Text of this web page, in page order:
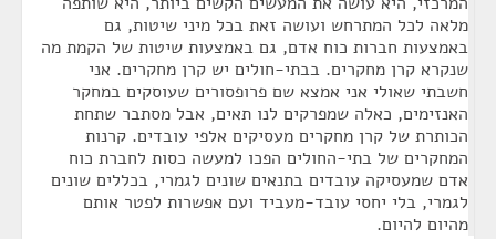
מלאה לכל המתרחש ועושה זאת בכל מיני שיטות, גם
באמצעות חברות כוח אדם, גם באמצעות שיטות של הקמת מה
שנקרא קרן מחקרים. בבתי-חולים יש קרן מחקרים. אני
חשבתי שאולי אני אמצא שם פרופסורים שעוסקים במחקר
האנזימים, כאלה שמפרקים לנו תאים, אבל מסתבר שתחת
הכותרת של קרן מחקרים מעסיקים אלפי עובדים. קרנות
המחקרים של בתי-החולים הפכו למעשה כסות לחברת כוח
אדם שמעסיקה עובדים בתנאים שונים לגמרי, בכללים שונים
לגמרי, בלי יחסי עובד-מעביד ועם אפשרות לפטר אותם
מהיום להיום.